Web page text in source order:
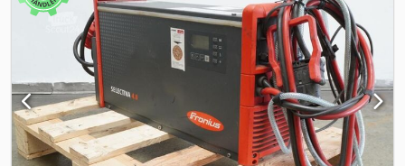
geladen, inklusive Batteriekabel und -stecker Rema 160A,
zusätzlich Batteriekabel und -stecker MRC 80A,
Ladegerätstecker Schuko. Dedpozgn A Rjfx Aidskr